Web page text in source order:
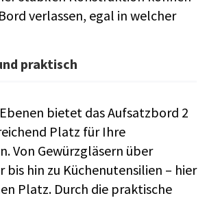
verlassen, egal in welcher
praktisch
bietet das Aufsatzbord 2
Platz für Ihre
Von Gewürzgläsern über
hin zu Küchenutensilien – hier
Platz. Durch die praktische